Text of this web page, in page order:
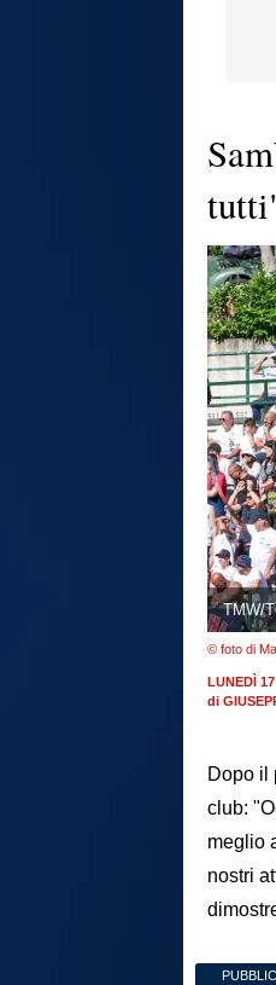
TMW/
© foto di
LUNEDÌ
di
Dopo il
club:
meglio
nostri